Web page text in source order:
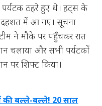
ठहरे हुए थे। हट्स के
में आ गए। सूचना
ने मौके पर पहुँचकर रात
चलाया और सभी पर्यटकों
पर शिफ्ट किया।
की बल्ले-बल्ले! 20 साल